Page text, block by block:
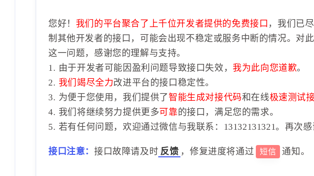
您好！ 我们的平台聚合了上千位开发者提供的免费接口 ，我们已
制其他开发者的接口，可能会出现不稳定或服务中断的情况。对此
这一问题，感谢您的理解与支持。
1. 由于开发者可能因盈利问题导致接口失效， 我为此向您道歉。
2. 我们竭尽全力改进平台的接口稳定性。
3. 为便于您使用，我们提供了智能生成对接代码和在线极速测试
4. 我们将继续努力提供更多可靠的接口，满足您的需求。
5. 若有任何问题，欢迎通过微信与我联系：13132131321。再次感
接口注意： 接口故障请及时 反馈 ，修复进度将通过 短信 通知。